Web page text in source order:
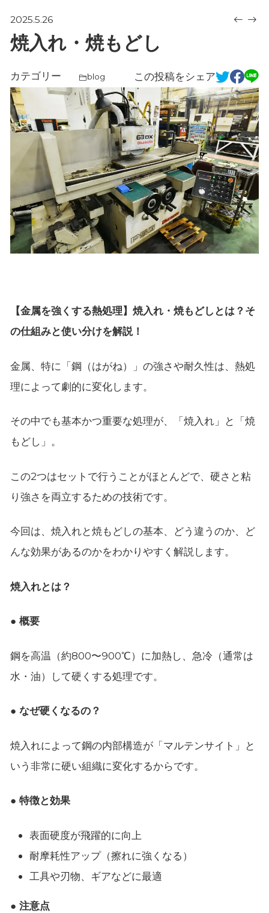
2025.5.26
焼入れ・焼もどし
カテゴリー blog この投稿をシェア
【金属を強くする熱処理】焼入れ・焼もどしとは？そ
の仕組みと使い分けを解説！
金属、特に「鋼（はがね）」の強さや耐久性は、熱処
理によって劇的に変化します。
その中でも基本かつ重要な処理が、「焼入れ」と「焼
もどし」。
この2つはセットで行うことがほとんどで、硬さと粘
り強さを両立するための技術です。
今回は、焼入れと焼もどしの基本、どう違うのか、ど
んな効果があるのかをわかりやすく解説します。
焼入れとは？
● 概要
鋼を高温（約800〜900℃）に加熱し、急冷（通常は
水・油）して硬くする処理です。
● なぜ硬くなるの？
焼入れによって鋼の内部構造が「マルテンサイト」と
いう非常に硬い組織に変化するからです。
● 特徴と効果
表面硬度が飛躍的に向上
耐摩耗性アップ（擦れに強くなる）
工具や刃物、ギアなどに最適
● 注意点